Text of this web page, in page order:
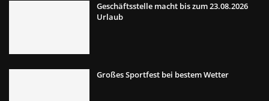
Geschäftsstelle macht bis zum 23.08.2026
Urlaub
Großes Sportfest bei bestem Wetter